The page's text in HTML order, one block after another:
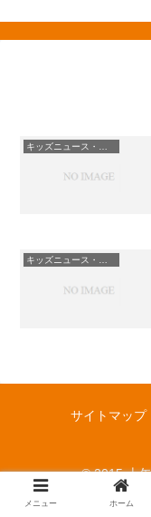
キッズニュース・お知らせ
キッズニュース・お知らせ
サイトマップ
© 2015 上
メニュー ホーム